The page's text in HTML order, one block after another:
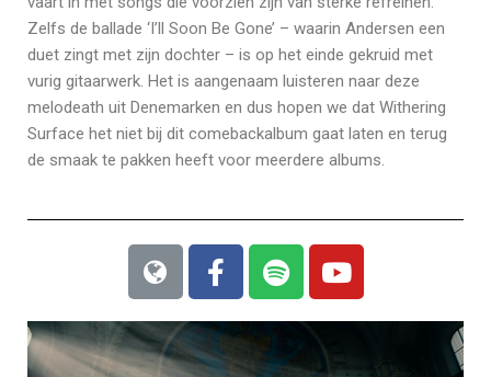
Zelfs de ballade ‘I’ll Soon Be Gone’ – waarin Andersen een
duet zingt met zijn dochter – is op het einde gekruid met
vurig gitaarwerk. Het is aangenaam luisteren naar deze
melodeath uit Denemarken en dus hopen we dat Withering
Surface het niet bij dit comebackalbum gaat laten en terug
de smaak te pakken heeft voor meerdere albums.